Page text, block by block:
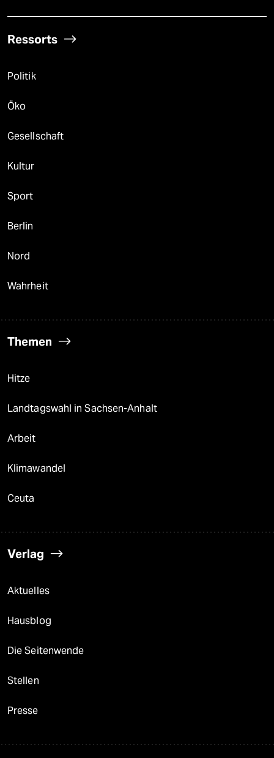
Ressorts
Politik
Öko
Gesellschaft
Kultur
Sport
Berlin
Nord
Wahrheit
Themen
Hitze
Landtagswahl in Sachsen-Anhalt
Arbeit
Klimawandel
Ceuta
Verlag
Aktuelles
Hausblog
Die Seitenwende
Stellen
Presse